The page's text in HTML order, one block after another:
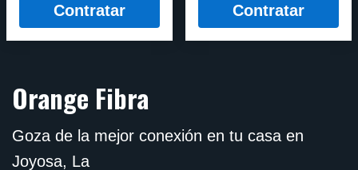
Contratar Contratar
Orange Fibra
Goza de la mejor conexión en tu casa en
Joyosa, La